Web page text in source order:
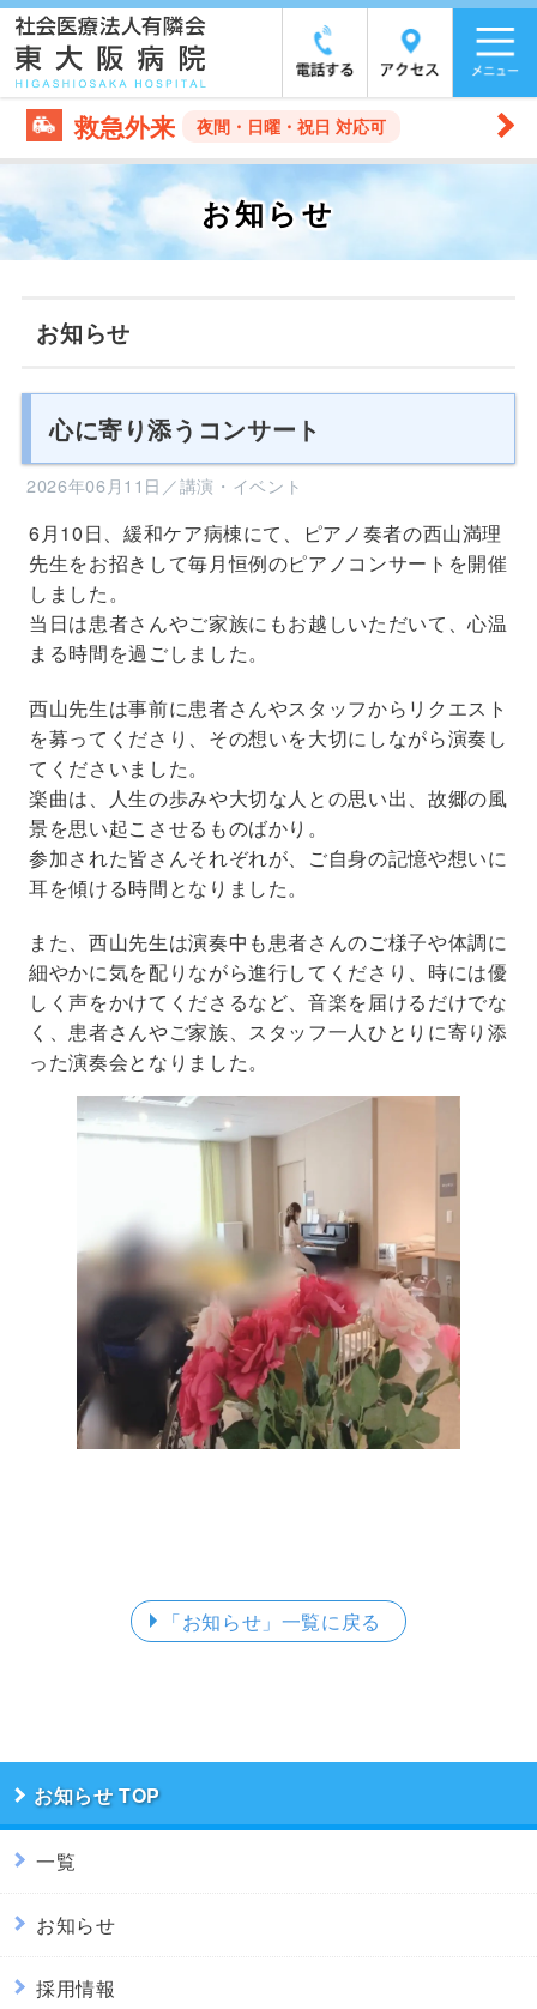
救急外来 夜間・日曜・祝日 対応可
お知らせ
お知らせ
心に寄り添うコンサート
2026年06月11日／講演・イベント
6月10日、緩和ケア病棟にて、ピアノ奏者の西山満理
先生をお招きして毎月恒例のピアノコンサートを開催
しました。
当日は患者さんやご家族にもお越しいただいて、心温
まる時間を過ごしました。
西山先生は事前に患者さんやスタッフからリクエスト
を募ってくださり、その想いを大切にしながら演奏し
てくださいました。
楽曲は、人生の歩みや大切な人との思い出、故郷の風
景を思い起こさせるものばかり。
参加された皆さんそれぞれが、ご自身の記憶や想いに
耳を傾ける時間となりました。
また、西山先生は演奏中も患者さんのご様子や体調に
細やかに気を配りながら進行してくださり、時には優
しく声をかけてくださるなど、音楽を届けるだけでな
く、患者さんやご家族、スタッフ一人ひとりに寄り添
った演奏会となりました。
「お知らせ」 一覧に戻る
お知らせ
一覧
お知らせ
採用情報